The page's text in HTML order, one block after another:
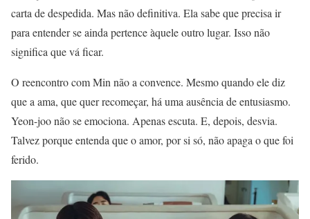
carta de despedida. Mas não definitiva. Ela sabe que precisa ir
para entender se ainda pertence àquele outro lugar. Isso não
significa que vá ficar.
O reencontro com Min não a convence. Mesmo quando ele diz
que a ama, que quer recomeçar, há uma ausência de entusiasmo.
Yeon-joo não se emociona. Apenas escuta. E, depois, desvia.
Talvez porque entenda que o amor, por si só, não apaga o que foi
ferido.